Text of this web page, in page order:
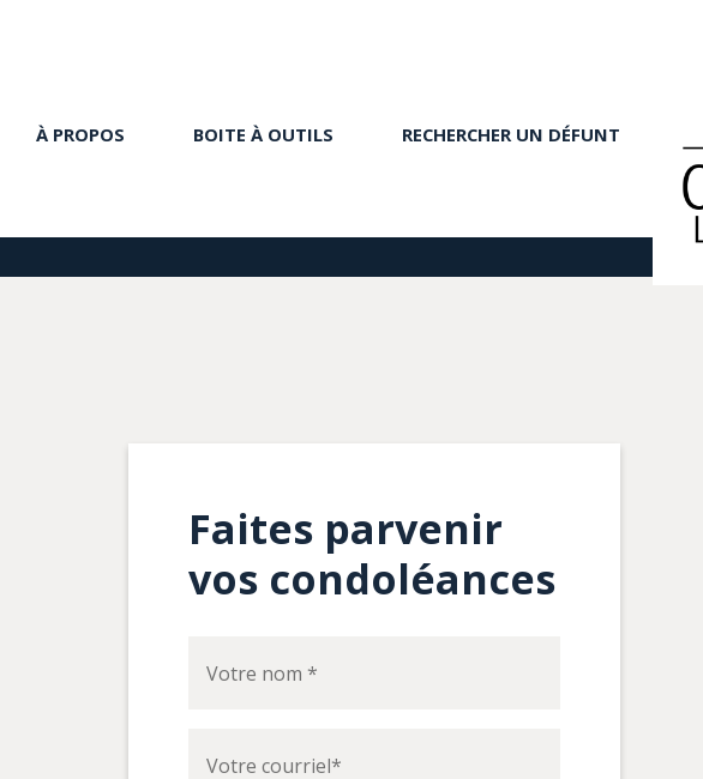
À PROPOS BOITE À OUTILS RECHERCHER UN DÉFUNT
Faites parvenir
vos condoléances